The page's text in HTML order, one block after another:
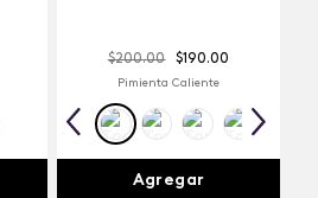
$200.00 $190.00
Pimienta Caliente
Agregar